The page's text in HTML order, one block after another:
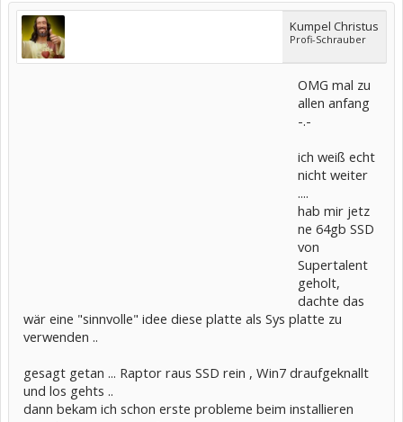
Kumpel Christus
Profi-Schrauber
OMG mal zu
allen anfang
-.-
ich weiß echt
nicht weiter
....
hab mir jetz
ne 64gb SSD
von
Supertalent
geholt,
dachte das
wär eine "sinnvolle" idee diese platte als Sys platte zu
verwenden ..
gesagt getan ... Raptor raus SSD rein , Win7 draufgeknallt
und los gehts ..
dann bekam ich schon erste probleme beim installieren